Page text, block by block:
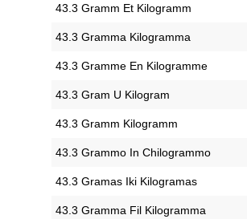
‎43.3 Gramm Et Kilogramm
‎43.3 Gramma Kilogramma
‎43.3 Gramme En Kilogramme
‎43.3 Gram U Kilogram
‎43.3 Gramm Kilogramm
‎43.3 Grammo In Chilogrammo
‎43.3 Gramas Iki Kilogramas
‎43.3 Gramma Fil Kilogramma